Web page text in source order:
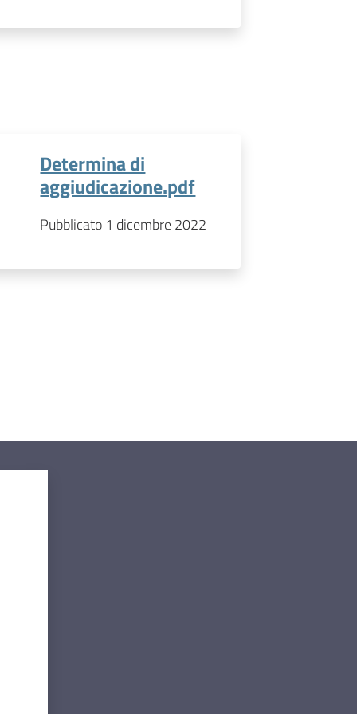
Determina di
aggiudicazione.pdf
Pubblicato 1 dicembre 2022